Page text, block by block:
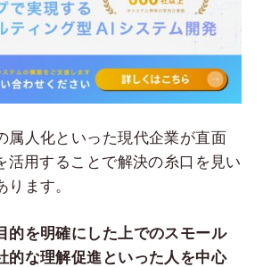
属人化といった現代企業が直面
活用することで解決の糸口を見い
ます。
的を明確にした上でのスモール
的な理解促進といった人を中心